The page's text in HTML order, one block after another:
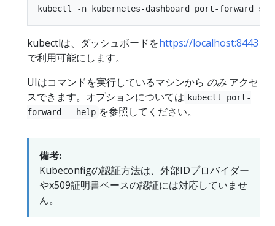
kubectlは、ダッシュボードをhttps://localhost:8443
で利用可能にします。
UIはコマンドを実行しているマシンから のみ アクセ
スできます。オプションについては kubectl port-
forward --help を参照してください。
備考:
Kubeconfigの認証方法は、外部IDプロバイダー
やx509証明書ベースの認証には対応していませ
ん。